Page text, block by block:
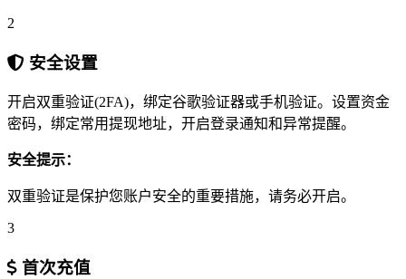
2
安全设置
开启双重验证(2FA)，绑定谷歌验证器或手机验证。设置资金
密码，绑定常用提现地址，开启登录通知和异常提醒。
安全提示：
双重验证是保护您账户安全的重要措施，请务必开启。
3
首次充值